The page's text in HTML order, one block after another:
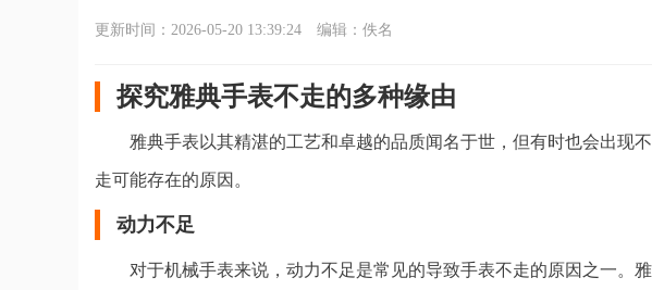
更新时间：2026-05-20 13:39:24 编辑：佚名
探究雅典手表不走的多种缘由
雅典手表以其精湛的工艺和卓越的品质闻名于世，但有时也会出现
走可能存在的原因。
动力不足
对于机械手表来说，动力不足是常见的导致手表不走的原因之一。